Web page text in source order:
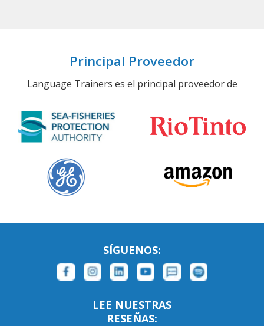
Principal Proveedor
Language Trainers es el principal proveedor de
SÍGUENOS:
LEE NUESTRAS
RESEÑAS: